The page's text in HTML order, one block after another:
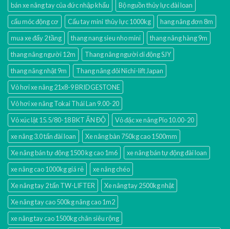
bán xe nâng tay của đức nhập khẩu
Bộ nguồn thủy lực đài loan
cẩu móc động cơ
Cẩu tay mini thủy lực 1000kg
hang nâng đơn 8m
mua xe đẩy 2 tầng
thang nang sieu nho mini
thang nâng hàng 9m
thang nâng người 12m
Thang nâng người di động SJY
thang nâng nhật 9m
Thang nâng đôi Nichi-lift Japan
Vỏ hơi xe nâng 21x8-9 BRIDGESTONE
Vỏ hơi xe nâng Tokai Thái Lan 9.00-20
Vỏ xúc lật 15.5/80-18 BKT ẤN ĐỘ
Vỏ đặc xe nâng Pio 10.00-20
xe nâng 3.0 tấn đài loan
Xe nâng bàn 750kg cao 1500mm
Xe nâng bán tự động 1500 kg cao 1m6
xe nâng bán tự động đài loan
xe nâng cao 1000kg giá rẻ
xe nâng chéo
Xe nâng tay 2 tấn TW-LIFTER
Xe nâng tay 2500kg nhật
Xe nâng tay cao 500kg nâng cao 1m2
xe nâng tay cao 1500kg chân siêu rộng